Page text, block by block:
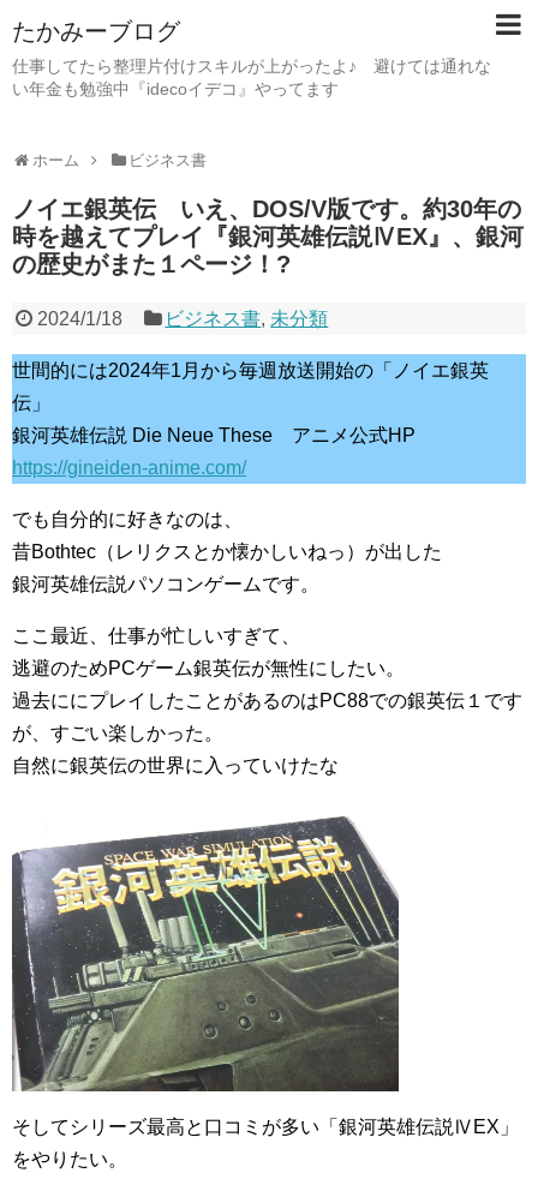
たかみーブログ
仕事してたら整理片付けスキルが上がったよ♪ 避けては通れな
い年金も勉強中『idecoイデコ』やってます
ホーム ビジネス書
ノイエ銀英伝 いえ、DOS/V版です。約30年の
時を越えてプレイ『銀河英雄伝説ⅣEX』、銀河
の歴史がまた１ページ！?
2024/1/18 ビジネス書, 未分類
世間的には2024年1月から毎週放送開始の「ノイエ銀英
伝」
銀河英雄伝説 Die Neue These アニメ公式HP
https://gineiden-anime.com/
でも自分的に好きなのは、
昔Bothtec（レリクスとか懐かしいねっ）が出した
銀河英雄伝説パソコンゲームです。
ここ最近、仕事が忙しいすぎて、
逃避のためPCゲーム銀英伝が無性にしたい。
過去ににプレイしたことがあるのはPC88での銀英伝１です
が、すごい楽しかった。
自然に銀英伝の世界に入っていけたな
そしてシリーズ最高と口コミが多い「銀河英雄伝説ⅣEX」
をやりたい。